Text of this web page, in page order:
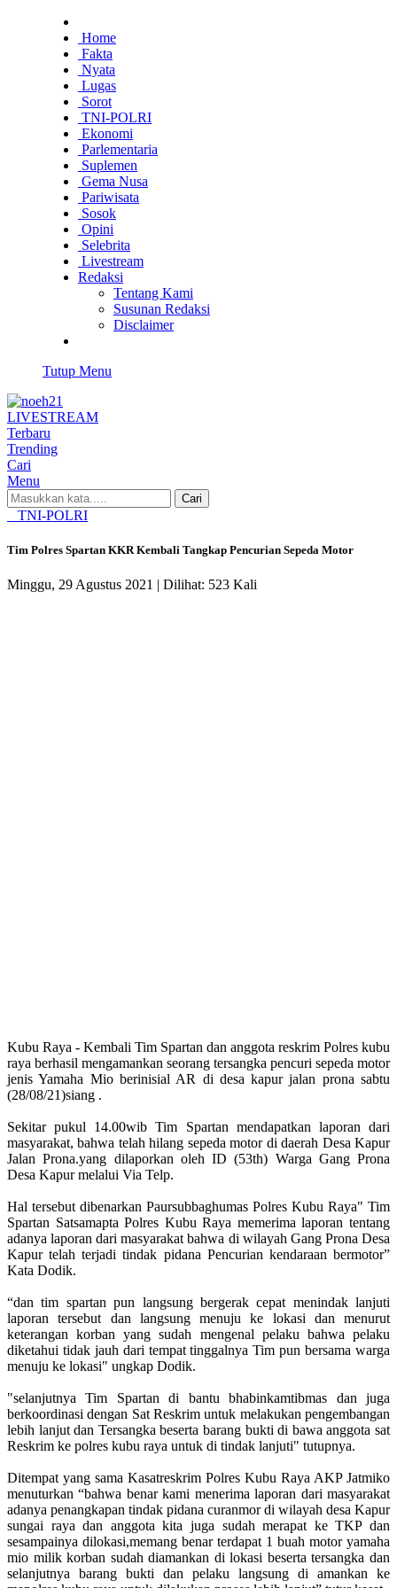
Home
Fakta
Nyata
Lugas
Sorot
TNI-POLRI
Ekonomi
Parlementaria
Suplemen
Gema Nusa
Pariwisata
Sosok
Opini
Selebrita
Livestream
Redaksi
Tentang Kami
Susunan Redaksi
Disclaimer
Tutup Menu
LIVESTREAM
Terbaru
Trending
Cari
Menu
Cari
TNI-POLRI
Tim Polres Spartan KKR Kembali Tangkap Pencurian Sepeda Motor
Minggu, 29 Agustus 2021 | Dilihat: 523 Kali
Kubu Raya - Kembali Tim Spartan dan anggota reskrim Polres kubu
raya berhasil mengamankan seorang tersangka pencuri sepeda motor
jenis Yamaha Mio berinisial AR di desa kapur jalan prona sabtu
(28/08/21)siang .
Sekitar pukul 14.00wib Tim Spartan mendapatkan laporan dari
masyarakat, bahwa telah hilang sepeda motor di daerah Desa Kapur
Jalan Prona.yang dilaporkan oleh ID (53th) Warga Gang Prona
Desa Kapur melalui Via Telp.
Hal tersebut dibenarkan Paursubbaghumas Polres Kubu Raya" Tim
Spartan Satsamapta Polres Kubu Raya memerima laporan tentang
adanya laporan dari masyarakat bahwa di wilayah Gang Prona Desa
Kapur telah terjadi tindak pidana Pencurian kendaraan bermotor”
Kata Dodik.
“dan tim spartan pun langsung bergerak cepat menindak lanjuti
laporan tersebut dan langsung menuju ke lokasi dan menurut
keterangan korban yang sudah mengenal pelaku bahwa pelaku
diketahui tidak jauh dari tempat tinggalnya Tim pun bersama warga
menuju ke lokasi" ungkap Dodik.
"selanjutnya Tim Spartan di bantu bhabinkamtibmas dan juga
berkoordinasi dengan Sat Reskrim untuk melakukan pengembangan
lebih lanjut dan Tersangka beserta barang bukti di bawa anggota sat
Reskrim ke polres kubu raya untuk di tindak lanjuti" tutupnya.
Ditempat yang sama Kasatreskrim Polres Kubu Raya AKP Jatmiko
menuturkan “bahwa benar kami menerima laporan dari masyarakat
adanya penangkapan tindak pidana curanmor di wilayah desa Kapur
sungai raya dan anggota kita juga sudah merapat ke TKP dan
sesampainya dilokasi,memang benar terdapat 1 buah motor yamaha
mio milik korban sudah diamankan di lokasi beserta tersangka dan
selanjutnya barang bukti dan pelaku langsung di amankan ke